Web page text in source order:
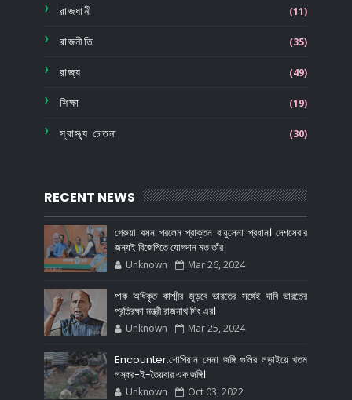
রাজধানী (11)
রাজনীতি (35)
রাজ্য (49)
শিক্ষা (19)
স্বাস্থ্য চেতনা (30)
RECENT NEWS
গেরুয়া বসন পরলেন প্রাক্তন বায়ুসেনা প্রধান। দেশসেবার
জন্যই বিজেপিতে যোগদান মত তাঁর।
Unknown Mar 26, 2024
পাক অধিকৃত কাশ্মীর জুড়বে ভারতের সঙ্গেই দাবি ভারতের
প্রতিরক্ষা মন্ত্রী রাজনাথ সিং এর।
Unknown Mar 25, 2024
Encounter:শোপিয়ান সেনা জঙ্গি গুলির লড়াইয়ে খতম
লস্কর-ই-তৈয়বার এক জঙ্গি।
Unknown Oct 03, 2022